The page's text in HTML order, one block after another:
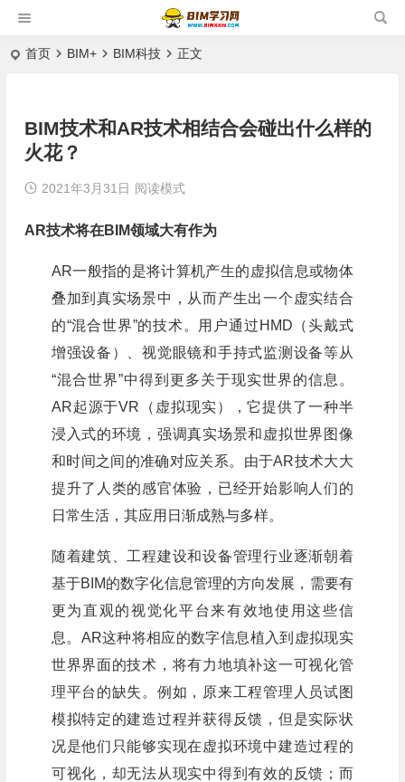
首页 BIM+ BIM科技 正文
BIM技术和AR技术相结合会碰出什么样的
火花？
2021年3月31日 阅读模式
AR技术将在BIM领域大有作为
AR一般指的是将计算机产生的虚拟信息或物体
叠加到真实场景中，从而产生出一个虚实结合
的“混合世界”的技术。用户通过HMD（头戴式
增强设备）、视觉眼镜和手持式监测设备等从
“混合世界”中得到更多关于现实世界的信息。
AR起源于VR（虚拟现实），它提供了一种半
浸入式的环境，强调真实场景和虚拟世界图像
和时间之间的准确对应关系。由于AR技术大大
提升了人类的感官体验，已经开始影响人们的
日常生活，其应用日渐成熟与多样。
随着建筑、工程建设和设备管理行业逐渐朝着
基于BIM的数字化信息管理的方向发展，需要有
更为直观的视觉化平台来有效地使用这些信
息。AR这种将相应的数字信息植入到虚拟现实
世界界面的技术，将有力地填补这一可视化管
理平台的缺失。例如，原来工程管理人员试图
模拟特定的建造过程并获得反馈，但是实际状
况是他们只能够实现在虚拟环境中建造过程的
可视化，却无法从现实中得到有效的反馈；而